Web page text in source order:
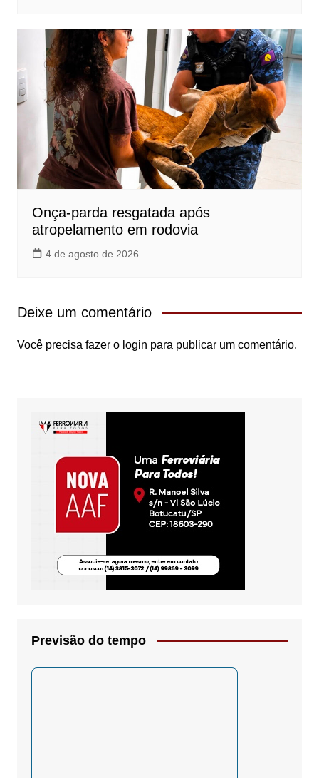
Onça-parda resgatada após
atropelamento em rodovia
4 de agosto de 2026
Deixe um comentário
Você precisa fazer o login para publicar um comentário.
Previsão do tempo